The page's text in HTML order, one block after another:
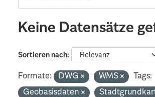
Keine Datensätze
Sortieren nach
Formate: DWG WMS
Tags:
Geobasisdaten